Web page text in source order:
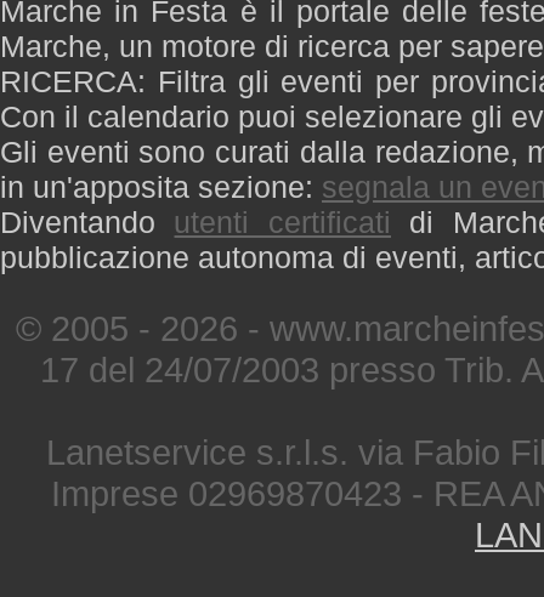
Marche in Festa è il portale delle
Marche, un motore di ricerca per
RICERCA: Filtra gli eventi per
Con il calendario puoi selezionare gli
Gli eventi sono curati dalla redazione,
in un'apposita sezione: segnala un
Diventando utenti certificati di
pubblicazione autonoma di eventi,
© 2005 - 2026 -
17 del 24/07/2003 presso Trib.
Lanetservice s.r.l.s. via Fabio
Imprese 02969870423 - REA